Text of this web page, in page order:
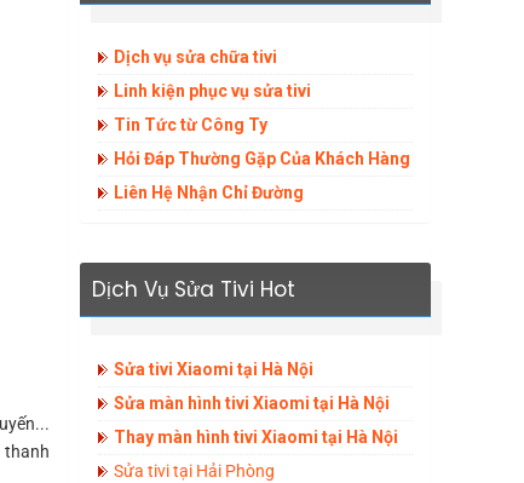
thanh
Dịch vụ sửa chữa tivi
Linh kiện phục vụ sửa tivi
Tin Tức từ Công Ty
Hỏi Đáp Thường Gặp Của Khách Hàng
Liên Hệ Nhận Chỉ Đường
Dịch Vụ Sửa Tivi Hot
Sửa tivi Xiaomi tại Hà Nội
Sửa màn hình tivi Xiaomi tại Hà Nội
Thay màn hình tivi Xiaomi tại Hà Nội
Sửa tivi tại Hải Phòng